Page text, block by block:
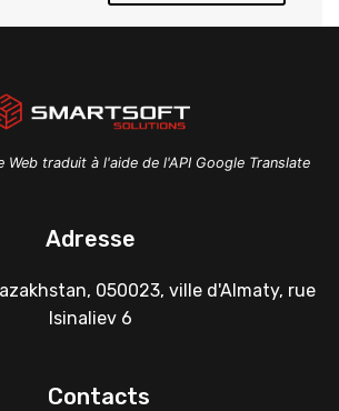
Web traduit à l'aide de l'API Google Translate
Adresse
050023, ville d'Almaty, rue
Isinaliev 6
Contacts